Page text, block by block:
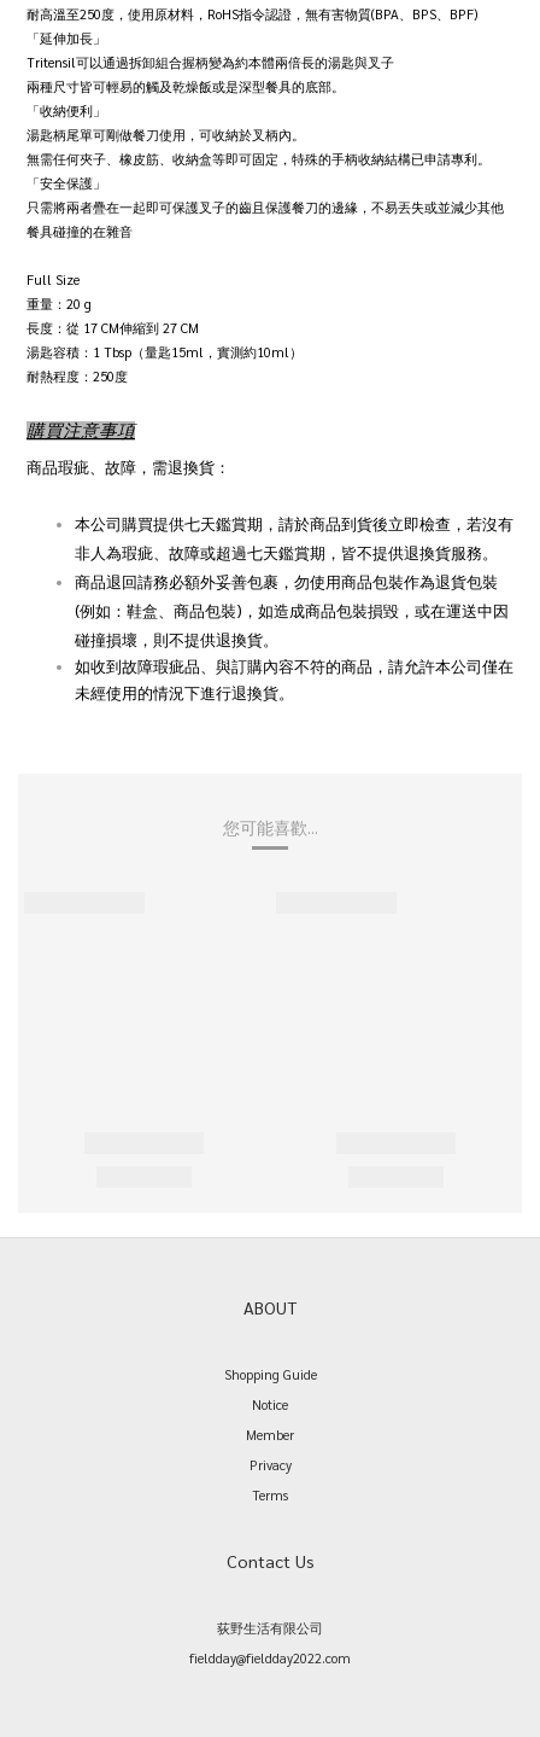
耐高溫至250度，使用原材料，RoHS指令認證，無有害物質(BPA、BPS、BPF)
「延伸加長」
Tritensil可以通過拆卸組合握柄變為約本體兩倍長的湯匙與叉子
兩種尺寸皆可輕易的觸及乾燥飯或是深型餐具的底部。
「收納便利」
湯匙柄尾單可剛做餐刀使用，可收納於叉柄內。
無需任何夾子、橡皮筋、收納盒等即可固定，特殊的手柄收納結構已申請專利。
「安全保護」
只需將兩者疊在一起即可保護叉子的齒且保護餐刀的邊緣，不易丟失或並減少其他
餐具碰撞的在雜音
Full Size
重量：20 g
長度：從 17 CM伸縮到 27 CM
湯匙容積：1 Tbsp（量匙15ml，實測約10ml）
耐熱程度：250度
購買注意事項
商品瑕疵、故障，需退換貨：
本公司購買提供七天鑑賞期，請於商品到貨後立即檢查，若沒有
非人為瑕疵、故障或超過七天鑑賞期，皆不提供退換貨服務。
商品退回請務必額外妥善包裹，勿使用商品包裝作為退貨包裝
(例如：鞋盒、商品包裝) ，如造成商品包裝損毀，或在運送中因
碰撞損壞，則不提供退換貨。
如收到故障瑕疵品、與訂購內容不符的商品，請允許本公司僅在
未經使用的情況下進行退換貨。
您可能喜歡...
ABOUT
Shopping Guide
Notice
Member
Privacy
Terms
Contact Us
荻野生活有限公司
fieldday@fieldday2022.com